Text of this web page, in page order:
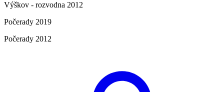
Výškov - rozvodna 2012
Počerady 2019
Počerady 2012